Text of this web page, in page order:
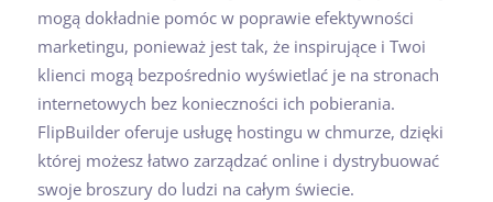
mogą dokładnie pomóc w poprawie efektywności
marketingu, ponieważ jest tak, że inspirujące i Twoi
klienci mogą bezpośrednio wyświetlać je na stronach
internetowych bez konieczności ich pobierania.
FlipBuilder oferuje usługę hostingu w chmurze, dzięki
której możesz łatwo zarządzać online i dystrybuować
swoje broszury do ludzi na całym świecie.